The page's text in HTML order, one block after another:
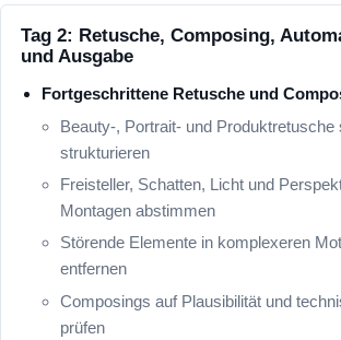
Tag 2: Retusche, Composing,
und Ausgabe
Fortgeschrittene Retusche und
Beauty-, Portrait- und Produktretusche
strukturieren
Freisteller, Schatten, Licht und
Montagen abstimmen
Störende Elemente in komplexeren
entfernen
Composings auf Plausibilität und
prüfen